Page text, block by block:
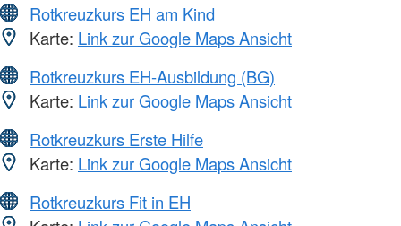
Rotkreuzkurs EH am Kind
Karte: Link zur Google Maps Ansicht
Rotkreuzkurs EH-Ausbildung (BG)
Karte: Link zur Google Maps Ansicht
Rotkreuzkurs Erste Hilfe
Karte: Link zur Google Maps Ansicht
Rotkreuzkurs Fit in EH